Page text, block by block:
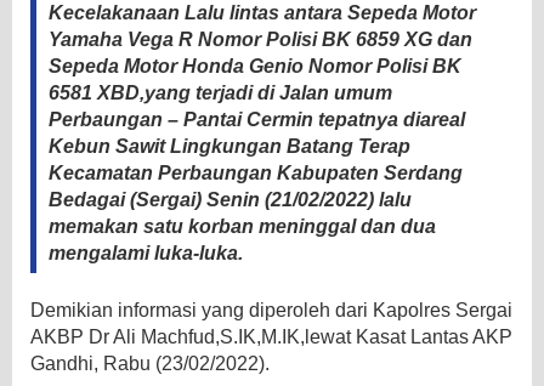
Kecelakanaan Lalu lintas antara Sepeda Motor
Yamaha Vega R Nomor Polisi BK 6859 XG dan
Sepeda Motor Honda Genio Nomor Polisi BK
6581 XBD,yang terjadi di Jalan umum
Perbaungan – Pantai Cermin tepatnya diareal
Kebun Sawit Lingkungan Batang Terap
Kecamatan Perbaungan Kabupaten Serdang
Bedagai (Sergai) Senin (21/02/2022) lalu
memakan satu korban meninggal dan dua
mengalami luka-luka.
Demikian informasi yang diperoleh dari Kapolres Sergai
AKBP Dr Ali Machfud,S.IK,M.IK,lewat Kasat Lantas AKP
Gandhi, Rabu (23/02/2022).